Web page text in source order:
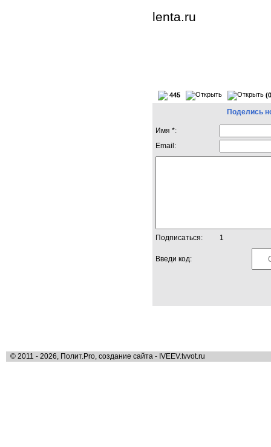
lenta.ru
445
Поделись
Имя *:
Email:
Подписаться: 1
Введи код:
© 2011 - 2026, Полит.Pro, создание сайта - IVEEV.tvvot.ru